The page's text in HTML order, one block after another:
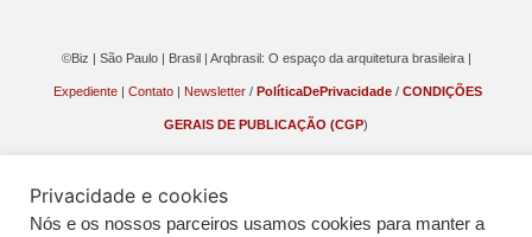
©Biz | São Paulo | Brasil | Arqbrasil: O espaço da arquitetura brasileira |
Expediente | Contato | Newsletter / PolíticaDePrivacidade / CONDIÇÕES
GERAIS DE PUBLICAÇÃO (CGP)
Privacidade e cookies
Nós e os nossos parceiros usamos cookies para manter a